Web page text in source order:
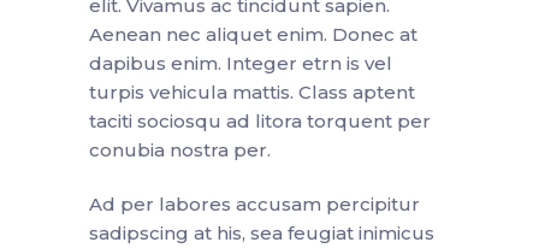
elit. Vivamus ac tincidunt sapien.
Aenean nec aliquet enim. Donec at
dapibus enim. Integer etrn is vel
turpis vehicula mattis. Class aptent
taciti sociosqu ad litora torquent per
conubia nostra per.
Ad per labores accusam percipitur
sadipscing at his, sea feugiat inimicus